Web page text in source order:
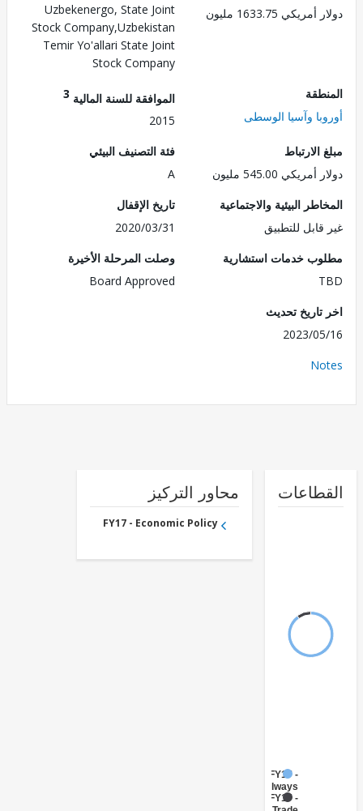
1633.75 مليون
Uzbekenergo, State Joint
Stock Company,Uzbekistan
Temir Yo'allari State Joint
Stock Company
وآسيا الوسطى
الموافقة للسنة المالية3
545.00 مليون
فئة التصنيف البيئي
A
البيئية والاجتماعية
للتطبيق
تاريخ الإقفال
2020/03/31
خدمات استشارية
وصلت المرحلة الأخيرة
Board Approved
تحديث
2023/
Railways
محاور التركيز
FY17 - Economic Policy